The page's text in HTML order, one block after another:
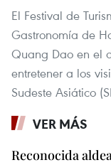
El Festival de
Gastronomía de
Quang Dao en el
entretener a los
Sudeste Asiático
VER MÁS
Reconocida